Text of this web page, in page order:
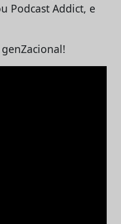
Podcast Addict, e